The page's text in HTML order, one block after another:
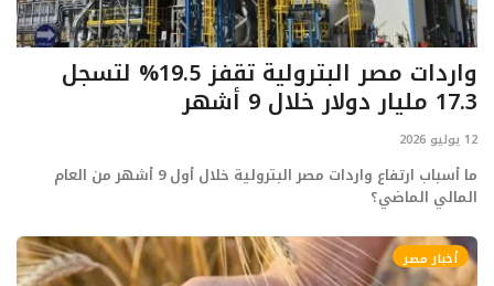
واردات مصر البترولية تقفز 19.5% لتسجل
17.3 مليار دولار خلال 9 أشهر
12 يوليو 2026
ما أسباب ارتفاع واردات مصر البترولية خلال أول 9 أشهر من العام
المالي الماضي؟
أخبار مصر